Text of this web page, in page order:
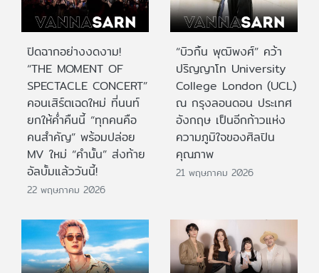
ปิดฉากอย่างงดงาม!
“THE MOMENT OF
SPECTACLE CONCERT”
คอนเสิร์ตเฉดใหม่ ที่นนท์
ยกให้ค่ำคืนนี้ “ทุกคนคือ
คนสำคัญ” พร้อมปล่อย
MV ใหม่ “คำนั้น” ส่งท้าย
อัลบั้มแล้ววันนี้!
22 พฤษภาคม 2026
“บิวกิ้น พุฒิพงศ์” คว้า
ปริญญาโท University
College London (UCL)
ณ กรุงลอนดอน ประเทศ
อังกฤษ เป็นอีกก้าวแห่ง
ความภูมิใจของศิลปิน
คุณภาพ
21 พฤษภาคม 2026